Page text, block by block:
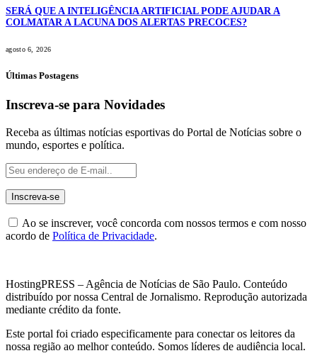
SERÁ QUE A INTELIGÊNCIA ARTIFICIAL PODE AJUDAR A
COLMATAR A LACUNA DOS ALERTAS PRECOCES?
agosto 6, 2026
Últimas Postagens
Inscreva-se para Novidades
Receba as últimas notícias esportivas do Portal de Notícias sobre o
mundo, esportes e política.
Ao se inscrever, você concorda com nossos termos e com nosso
acordo de Política de Privacidade.
HostingPRESS – Agência de Notícias de São Paulo. Conteúdo
distribuído por nossa Central de Jornalismo. Reprodução autorizada
mediante crédito da fonte.
Este portal foi criado especificamente para conectar os leitores da
nossa região ao melhor conteúdo. Somos líderes de audiência local.